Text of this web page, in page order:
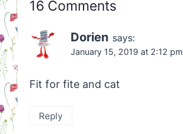
16 Comments
Dorien says:
January 15, 2019 at 2:12 pm
Fit for fite and cat
Reply